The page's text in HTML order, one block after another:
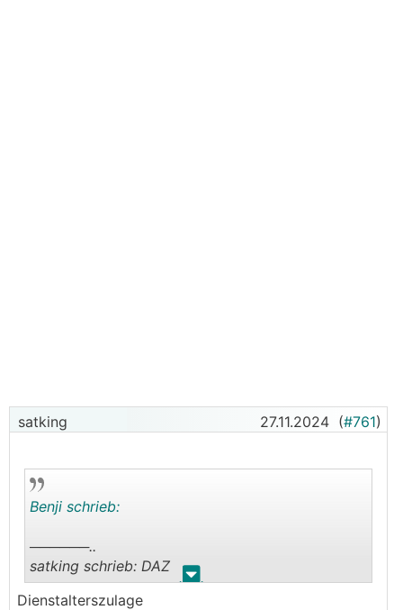
satking 27.11.2024 (#761)
. .
Benji schrieb:
──────..
satking schrieb: DAZ
───────────────
Dienstalterszulage